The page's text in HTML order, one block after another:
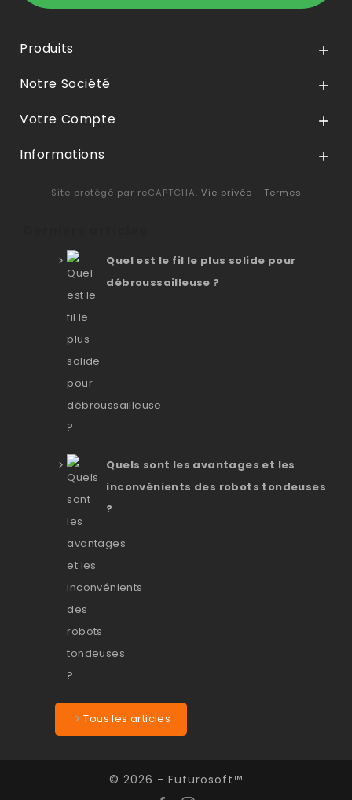
Produits 
Notre Société 
Votre Compte 
Informations 
Site protégé par reCAPTCHA. Vie privée - Termes
Quel est le fil le plus solide pour
débroussailleuse ?
Quels sont les avantages et les
inconvénients des robots tondeuses
?
Tous les articles
© 2026 - Futurosoft™